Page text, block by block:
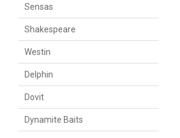
Sensas
Shakespeare
Westin
Delphin
Dovit
Dynamite Baits